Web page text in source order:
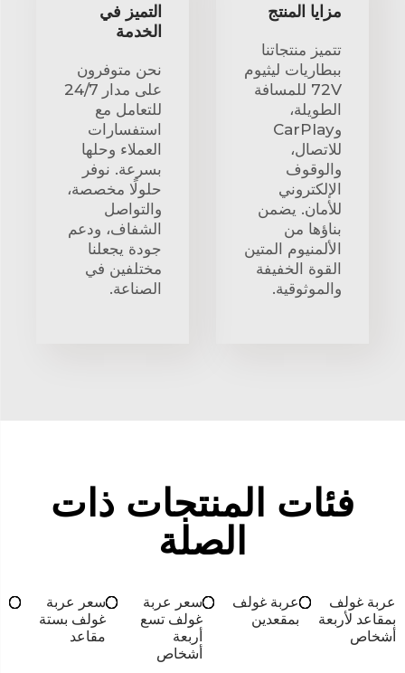
مزايا المنتج
تتميز منتجاتنا
ببطاريات ليثيوم
72V للمسافة
الطويلة،
وCarPlay
للاتصال،
والوقوف
الإلكتروني
للأمان. يضمن
بناؤها من
الألمنيوم المتين
القوة الخفيفة
والموثوقية.
التميز في
الخدمة
نحن متوفرون
على مدار 24/7
للتعامل مع
استفسارات
العملاء وحلها
بسرعة. نوفر
حلولًا مخصصة،
والتواصل
الشفاف، ودعم
جودة يجعلنا
مختلفين في
الصناعة.
فئات المنتجات ذات
الصلة
عربة غولف
بمقاعد لأربعة
أشخاص
عربة غولف
بمقعدين
سعر عربة
غولف تسع
أربعة
أشخاص
سعر عربة
غولف بستة
مقاعد